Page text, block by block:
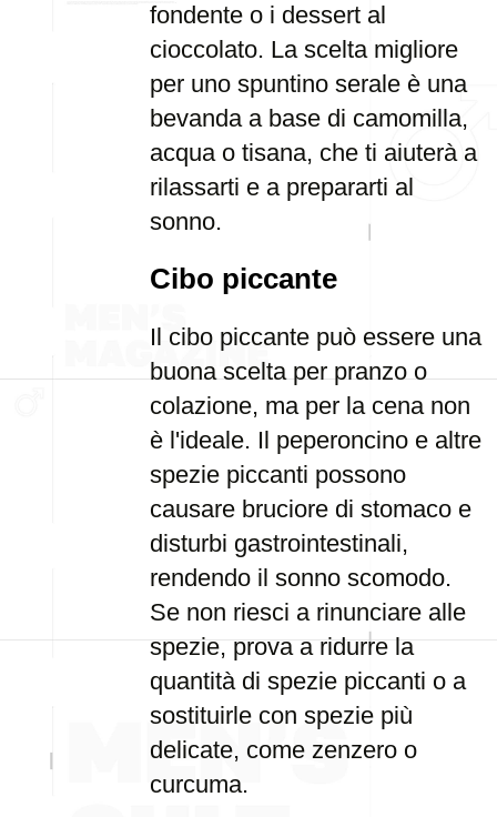
fondente o i dessert al
cioccolato. La scelta migliore
per uno spuntino serale è una
bevanda a base di camomilla,
acqua o tisana, che ti aiuterà a
rilassarti e a prepararti al
sonno.
Cibo piccante
Il cibo piccante può essere una
buona scelta per pranzo o
colazione, ma per la cena non
è l'ideale. Il peperoncino e altre
spezie piccanti possono
causare bruciore di stomaco e
disturbi gastrointestinali,
rendendo il sonno scomodo.
Se non riesci a rinunciare alle
spezie, prova a ridurre la
quantità di spezie piccanti o a
sostituirle con spezie più
delicate, come zenzero o
curcuma.